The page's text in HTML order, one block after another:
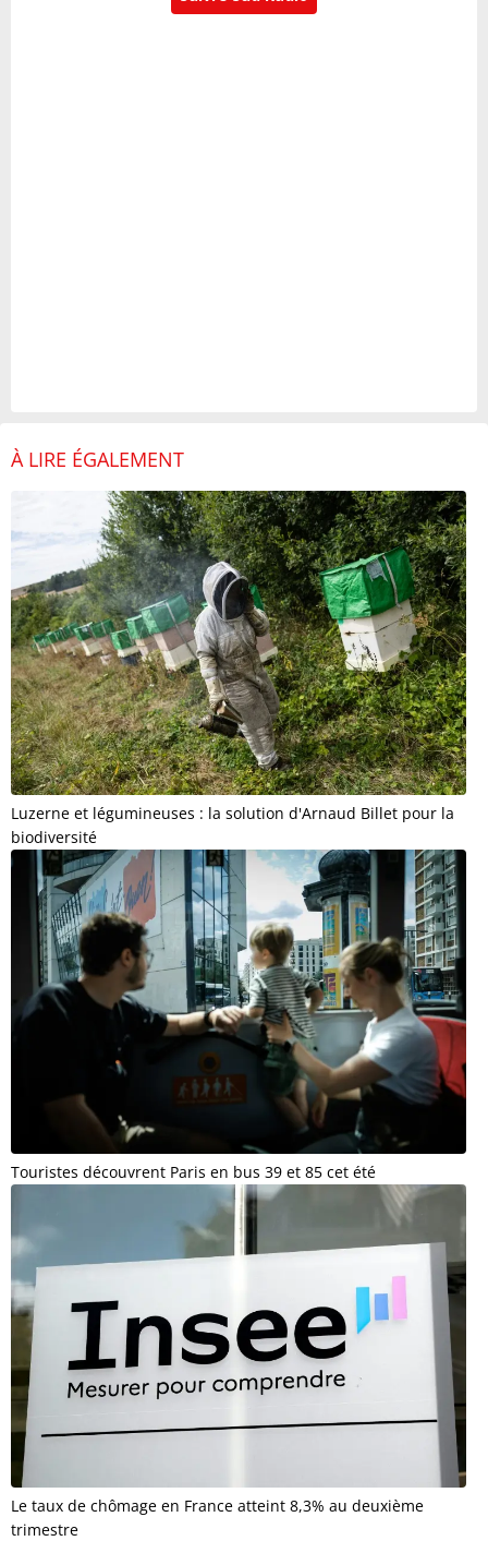
À LIRE ÉGALEMENT
Luzerne et légumineuses : la solution d'Arnaud Billet pour la
biodiversité
Touristes découvrent Paris en bus 39 et 85 cet été
Le taux de chômage en France atteint 8,3% au deuxième
trimestre